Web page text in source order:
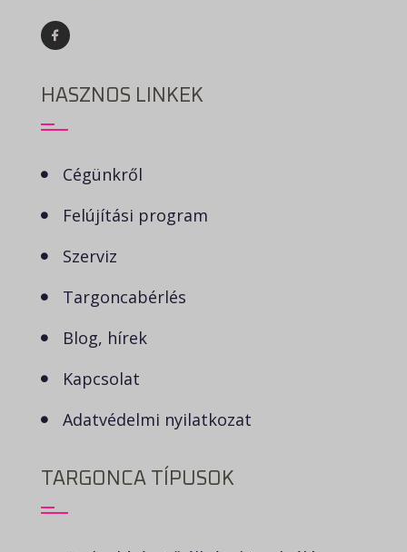
HASZNOS LINKEK
Cégünkről
Felújítási program
Szerviz
Targoncabérlés
Blog, hírek
Kapcsolat
Adatvédelmi nyilatkozat
TARGONCA TÍPUSOK